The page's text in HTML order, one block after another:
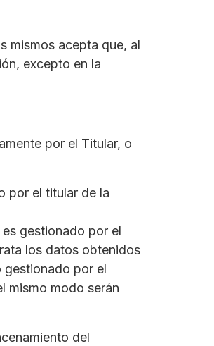
mismos acepta que, al
excepto en la
por el Titular, o
por el titular de la
gestionado por el
los datos obtenidos
gestionado por el
mismo modo serán
del